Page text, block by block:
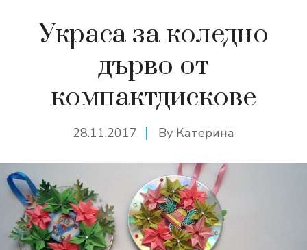
Украса за коледно
дърво от
компактдискове
28.11.2017 By Катерина